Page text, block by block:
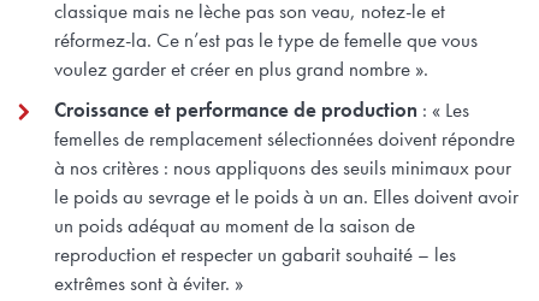
classique mais ne lèche pas son veau, notez-le et
réformez-la. Ce n’est pas le type de femelle que vous
voulez garder et créer en plus grand nombre ».
Croissance et performance de production : « Les
femelles de remplacement sélectionnées doivent répondre
à nos critères : nous appliquons des seuils minimaux pour
le poids au sevrage et le poids à un an. Elles doivent avoir
un poids adéquat au moment de la saison de
reproduction et respecter un gabarit souhaité – les
extrêmes sont à éviter. »